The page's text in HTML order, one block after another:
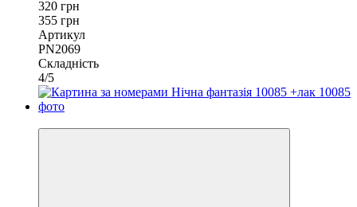
320 грн
355 грн
Артикул
PN2069
Складність
4/5